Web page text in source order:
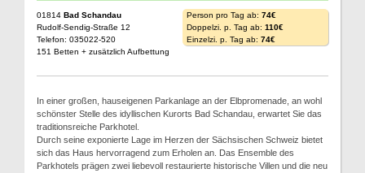
01814 Bad Schandau
Rudolf-Sendig-Straße 12
Telefon: 035022-520
151 Betten + zusätzlich Aufbettung
Person pro Tag ab: 74€
Doppelzi. p. Tag ab: 110€
Einzelzi. p. Tag ab: 74€
In einer großen, hauseigenen Parkanlage an der Elbpromenade, an wohl
schönster Stelle des idyllischen Kurorts Bad Schandau, erwartet Sie das
traditionsreiche Parkhotel.
Durch seine exponierte Lage im Herzen der Sächsischen Schweiz bietet
sich das Haus hervorragend zum Erholen an. Das Ensemble des
Parkhotels prägen zwei liebevoll restaurierte historische Villen und die neu